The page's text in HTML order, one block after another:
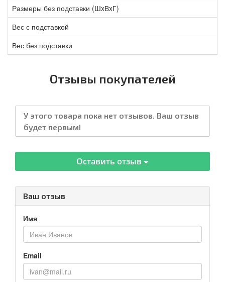
Размеры без подставки (ШxВxГ)
Вес с подставкой
Вес без подставки
Отзывы покупателей
У этого товара пока нет отзывов. Ваш отзыв
будет первым!
Оставить отзыв
Ваш отзыв
Имя
Email